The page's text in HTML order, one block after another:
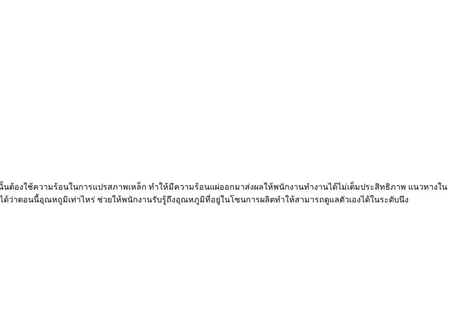
นต้องใช้ความร้อนในการแปรสภาพเหล็ก ทำให้มีความร้อนแผ่ออกมาส่งผลให้พนักงานทำงานได้ไม่เต็มประสิทธิภาพ แนวทางใน
าตอนนี้อุณหถูมิเท่าไหร่ ช่วยให้พนักงานรับรู้ถึงอุณหภูมิที่อยู่ในโซนการผลิตทำให้สามารถดูแลตัวเองได้ในระดับนึง